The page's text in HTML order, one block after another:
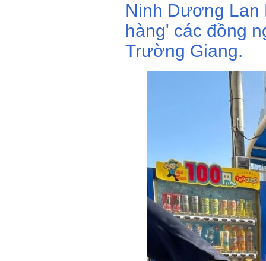
Ninh Dương Lan
hàng' các đồng
Trường Giang.